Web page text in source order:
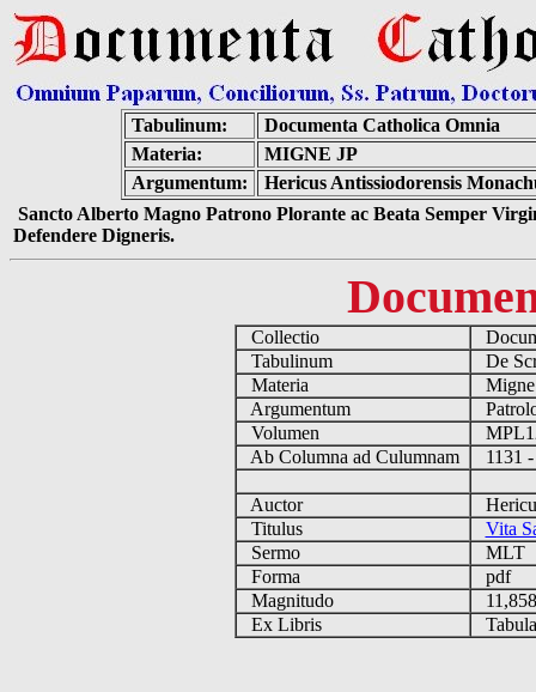
Tabulinum:
Documenta Catholica Omnia
Materia:
MIGNE JP
Argumentum:
Hericus Antissiodorensis
Sancto Alberto Magno Patrono Plorante ac Beata Semper
Defendere Digneris.
Collectio
Tabulinum
De
Materia
Argumentum
Volumen
Ab Columna ad Culumnam
1131
Auctor
Titulus
Vita
Sermo
MLT
Forma
pdf
Magnitudo
Ex Libris